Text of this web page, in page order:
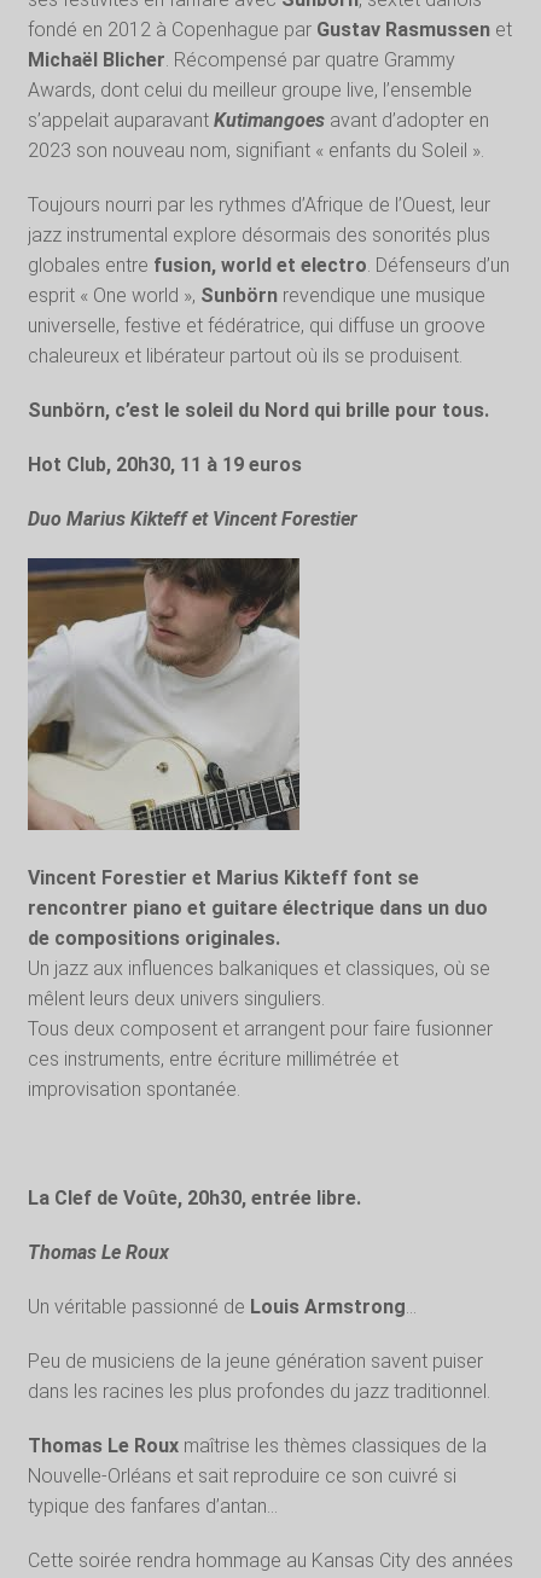
fondé en 2012 à Copenhague par Gustav Rasmussenet
Michaël Blicher. Récompensé par quatre Grammy
Awards, dont celui du meilleur groupe live, l’ensemble
s’appelait auparavant Kutimangoesavant d’adopter en
2023 son nouveau nom, signifiant « enfants du Soleil ».
Toujours nourri par les rythmes d’Afrique de l’Ouest, leur
jazz instrumental explore désormais des sonorités plus
globales entre fusion, world et electro. Défenseurs d’un
esprit « One world », Sunbörnrevendique une musique
universelle, festive et fédératrice, qui diffuse un groove
chaleureux et libérateur partout où ils se produisent.
Sunbörn, c’est le soleil du Nord qui brille pour tous.
Hot Club, 20h30, 11 à 19 euros
Duo Marius Kikteff et Vincent Forestier
Vincent Forestier et Marius Kikteff font se
rencontrer piano et guitare électrique dans un duo
de compositions originales.
Un jazz aux influences balkaniques et classiques, où se
mêlent leurs deux univers singuliers.
Tous deux composent et arrangent pour faire fusionner
ces instruments, entre écriture millimétrée et
improvisation spontanée.
La Clef de Voûte, 20h30, entrée libre.
Thomas Le Roux
Un véritable passionné de Louis Armstrong…
Peu de musiciens de la jeune génération savent puiser
dans les racines les plus profondes du jazz traditionnel.
Thomas Le Rouxmaîtrise les thèmes classiques de la
Nouvelle-Orléans et sait reproduire ce son cuivré si
typique des fanfares d’antan…
Cette soirée rendra hommage au Kansas City des années